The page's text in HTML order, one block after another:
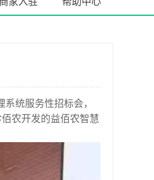
统服务性招标会，
农开发的益佰农智慧